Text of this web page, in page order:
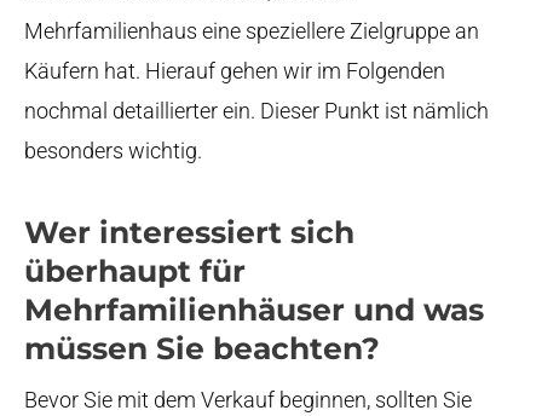
Mehrfamilienhaus eine speziellere Zielgruppe an
Käufern hat. Hierauf gehen wir im Folgenden
nochmal detaillierter ein. Dieser Punkt ist nämlich
besonders wichtig.
Wer interessiert sich
überhaupt für
Mehrfamilienhäuser und was
müssen Sie beachten?
Bevor Sie mit dem Verkauf beginnen, sollten Sie